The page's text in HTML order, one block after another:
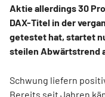
Aktie allerdings 30
DAX-Titel in der
getestet hat, startet
steilen Abwärtstrend
Schwung liefern
Bereits seit Jahren